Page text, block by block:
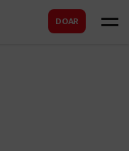
DOAR